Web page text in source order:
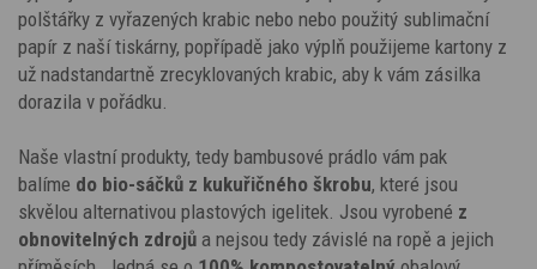
polštářky z vyřazených krabic nebo nebo použitý sublimační
papír z naší tiskárny, popřípadě jako výplň použijeme kartony z
už nadstandartně zrecyklovaných krabic, aby k vám zásilka
dorazila v pořádku.
Naše vlastní produkty, tedy bambusové prádlo vám pak
balíme do bio-sáčků z kukuřičného škrobu, které jsou
skvělou alternativou plastových igelitek. Jsou vyrobené z
obnovitelných zdrojů a nejsou tedy závislé na ropě a jejich